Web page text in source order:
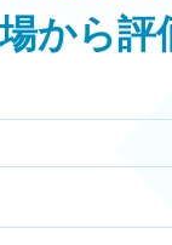
から評